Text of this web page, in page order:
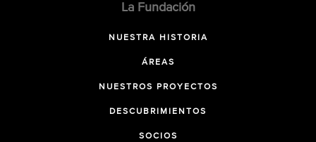
La Fundación
NUESTRA HISTORIA
ÁREAS
NUESTROS PROYECTOS
DESCUBRIMIENTOS
SOCIOS